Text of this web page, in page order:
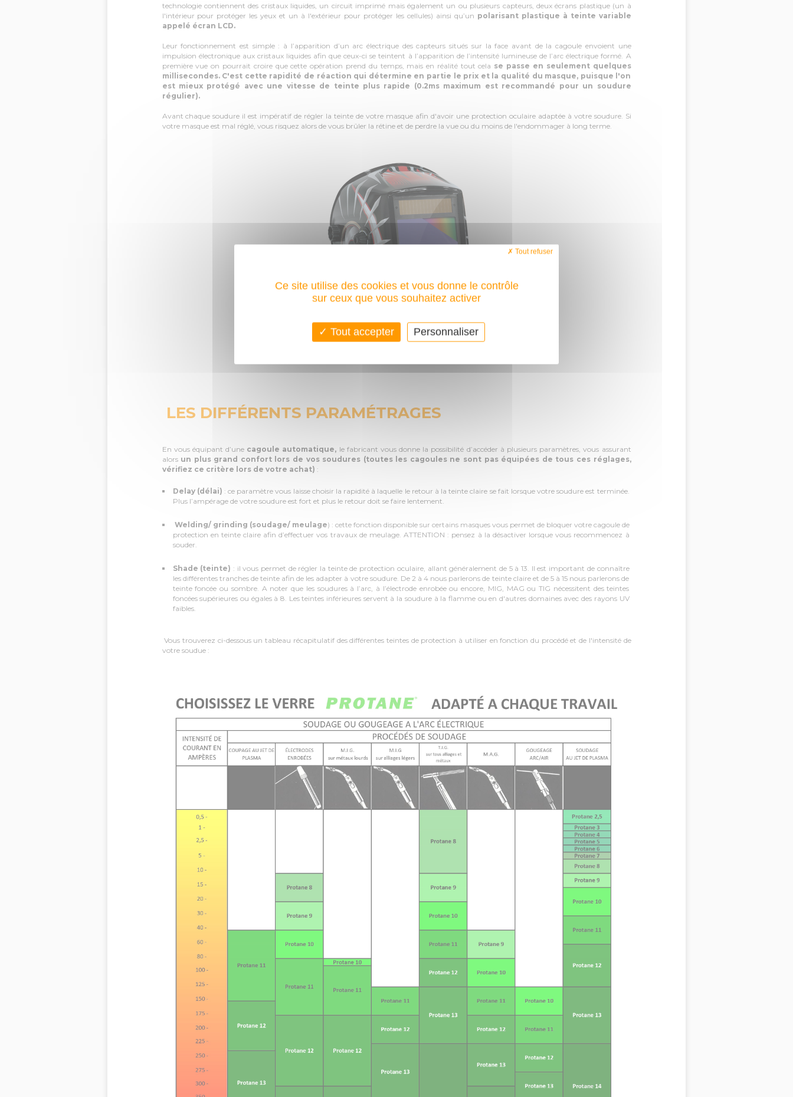
technologie contiennent des cristaux liquides, un circuit imprimé mais également un ou plusieurs capteurs, deux écrans plastique (un à
l'intérieur pour protéger les yeux et un à l'extérieur pour protéger les cellules) ainsi qu’un polarisant plastique à teinte variable
appelé écran LCD.
Leur fonctionnement est simple : à l’apparition d’un arc électrique des capteurs situés sur la face avant de la cagoule envoient une
impulsion électronique aux cristaux liquides afin que ceux-ci se teintent à l’apparition de l’intensité lumineuse de l’arc électrique formé. A
première vue on pourrait croire que cette opération prend du temps, mais en réalité tout cela se passe en seulement quelques
millisecondes. C'est cette rapidité de réaction qui détermine en partie le prix et la qualité du masque, puisque l'on
est mieux protégé avec une vitesse de teinte plus rapide (0.2ms maximum est recommandé pour un soudure
régulier).
Avant chaque soudure il est impératif de régler la teinte de votre masque afin d'avoir une protection oculaire adaptée à votre soudure. Si
votre masque est mal réglé, vous risquez alors de vous brûler la rétine et de perdre la vue ou du moins de l'endommager à long terme.
LES DIFFÉRENTS PARAMÉTRAGES
En vous équipant d’une cagoule automatique, le fabricant vous donne la possibilité d’accéder à plusieurs paramètres, vous assurant
alors un plus grand confort lors de vos soudures (toutes les cagoules ne sont pas équipées de tous ces réglages,
vérifiez ce critère lors de votre achat) :
Delay (délai) : ce paramètre vous laisse choisir la rapidité à laquelle le retour à la teinte claire se fait lorsque votre soudure est terminée.
Plus l’ampérage de votre soudure est fort et plus le retour doit se faire lentement.
Welding/ grinding (soudage/ meulage) : cette fonction disponible sur certains masques vous permet de bloquer votre cagoule de
protection en teinte claire afin d’effectuer vos travaux de meulage. ATTENTION : pensez à la désactiver lorsque vous recommencez à
souder.
Shade (teinte) : il vous permet de régler la teinte de protection oculaire, allant généralement de 5 à 13. Il est important de connaître
les différentes tranches de teinte afin de les adapter à votre soudure. De 2 à 4 nous parlerons de teinte claire et de 5 à 15 nous parlerons de
teinte foncée ou sombre. A noter que les soudures à l’arc, à l’électrode enrobée ou encore, MIG, MAG ou TIG nécessitent des teintes
foncées supérieures ou égales à 8. Les teintes inférieures servent à la soudure à la flamme ou en d'autres domaines avec des rayons UV
faibles.
Vous trouverez ci-dessous un tableau récapitulatif des différentes teintes de protection à utiliser en fonction du procédé et de l'intensité de
votre soudue :
Ce site utilise des cookies et vous donne le contrôle
sur ceux que vous souhaitez activer
Tout accepter
Tout refuser
Personnaliser